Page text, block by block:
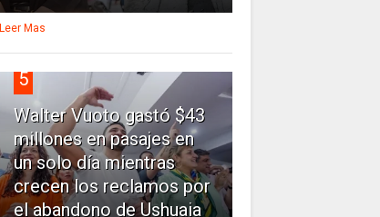
Leer Mas
5
Walter Vuoto gastó $43
millones en pasajes en
un solo día mientras
crecen los reclamos por
el abandono de Ushuaia